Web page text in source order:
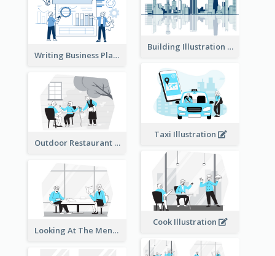
Building Illustration
Writing Business Plan Illustration
Taxi Illustration
Outdoor Restaurant Illustration
Cook Illustration
Looking At The Menu Illustration